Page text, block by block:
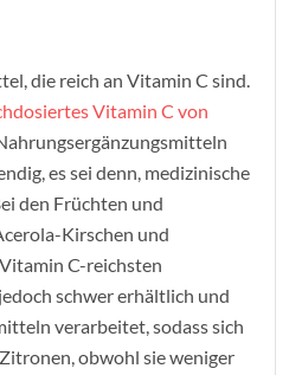
die reich an Vitamin C sind.
Vitamin C von
es sei denn, medizinische
den Früchten und
Kirschen und
C-reichsten
schwer erhältlich und
verarbeitet, sodass sich
obwohl sie weniger